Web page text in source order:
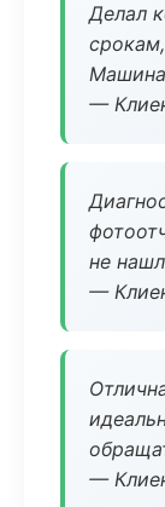
Делал
Машина
—
не
—
—